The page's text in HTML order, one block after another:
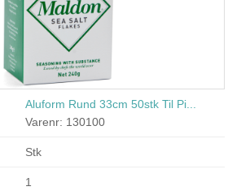
Aluform Rund 33cm 50stk Til Pi...
Varenr: 130100
Stk
1